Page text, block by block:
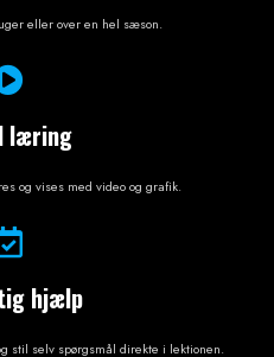
eller over en hel sæson.
læring
og vises med video og grafik.
hjælp
stil selv spørgsmål direkte i lektionen.